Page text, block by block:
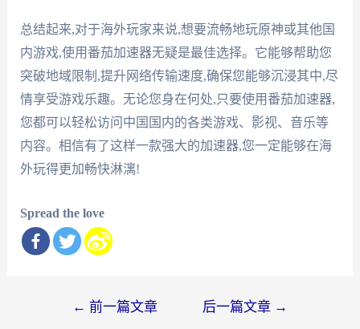
总结起来,对于海外玩家来说,想要流畅地玩原神或其他国
内游戏,使用番茄加速器无疑是最佳选择。它能够帮助您
突破地域限制,提升网络传输速度,确保您能够沉浸其中,尽
情享受游戏乐趣。无论您身在何处,只要使用番茄加速器,
您都可以轻松访问中国国内的各类游戏、影视、音乐等
内容。相信有了这样一款强大的加速器,您一定能够在海
外玩得更加畅快淋漓!
Spread the love
← 前一篇文章 后一篇文章 →